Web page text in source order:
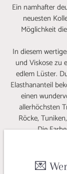
Ein namhafter
neuesten
Möglichkeit
In diesem
und Viskose zu
edlem Lüster.
Elasthananteil
einen
allerhöchsten
Röcke,
Die
Hat man
💌